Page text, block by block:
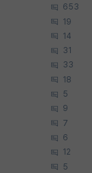
653
19
14
31
33
18
5
9
7
6
12
5